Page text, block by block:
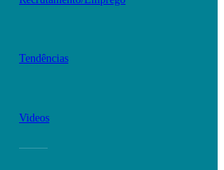
Tendências
Videos